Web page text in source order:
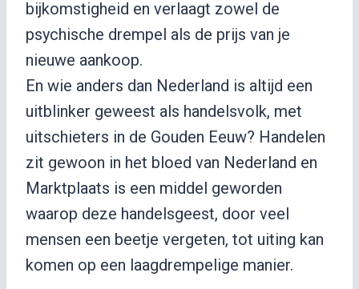
bijkomstigheid en verlaagt zowel de
psychische drempel als de prijs van je
nieuwe aankoop.
En wie anders dan Nederland is altijd een
uitblinker geweest als handelsvolk, met
uitschieters in de Gouden Eeuw? Handelen
zit gewoon in het bloed van Nederland en
Marktplaats is een middel geworden
waarop deze handelsgeest, door veel
mensen een beetje vergeten, tot uiting kan
komen op een laagdrempelige manier.